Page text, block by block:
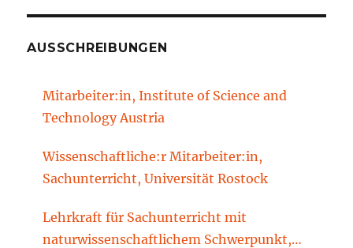
AUSSCHREIBUNGEN
Mitarbeiter:in, Institute of Science and
Technology Austria
Wissenschaftliche:r Mitarbeiter:in,
Sachunterricht, Universität Rostock
Lehrkraft für Sachunterricht mit
naturwissenschaftlichem Schwerpunkt,